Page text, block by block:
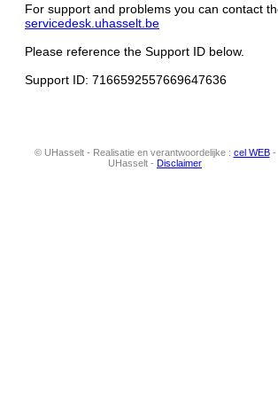
For support and problems you can contact
servicedesk.uhasselt.be
Please reference the Support ID below.
Support ID: 7166592557669647636
© UHasselt - Realisatie en verantwoordelijke : cel WEB-
UHasselt - Disclaimer